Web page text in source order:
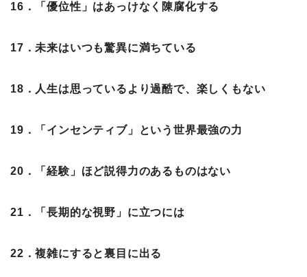
16．「優位性」はあっけなく陳腐化する
17．未来はいつも驚異に満ちている
18．人生は思っているより過酷で、楽しくもない
19．「インセンティブ」という世界最強の力
20．「経験」ほど説得力のあるものはない
21．「長期的な視野」に立つには
22．複雑にすると裏目に出る